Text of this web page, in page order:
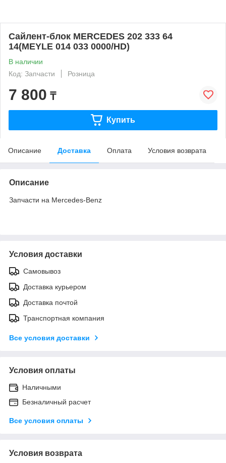
Сайлент-блок MERCEDES 202 333 64
14(MEYLE 014 033 0000/HD)
В наличии
Код: Запчасти
Розница
7 800 ₸
Купить
Описание Доставка Оплата Условия возврата
Описание
Запчасти на Mercedes-Benz
Условия доставки
Самовывоз
Доставка курьером
Доставка почтой
Транспортная компания
Все условия доставки
Условия оплаты
Наличными
Безналичный расчет
Все условия оплаты
Условия возврата